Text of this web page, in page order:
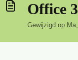
Office
Gewijzigd op